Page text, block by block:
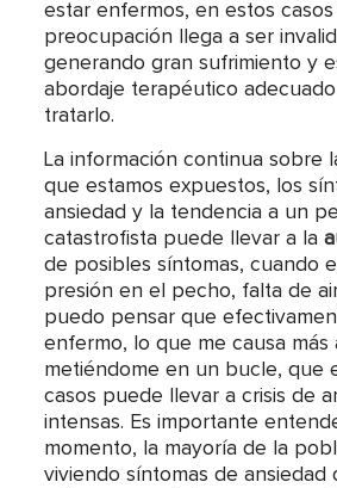
estar enfermos, en estos casos
preocupación llega a ser
generando gran sufrimiento y
abordaje terapéutico
tratarlo.
La información continua sobre
que estamos expuestos, los
ansiedad y la tendencia a un
catastrofista puede llevar a la
de posibles síntomas, cuando
presión en el pecho, falta de
puedo pensar que
enfermo, lo que me causa más
metiéndome en un bucle, que
casos puede llevar a crisis de
intensas. Es importante
momento, la mayoría de la
viviendo síntomas de ansiedad